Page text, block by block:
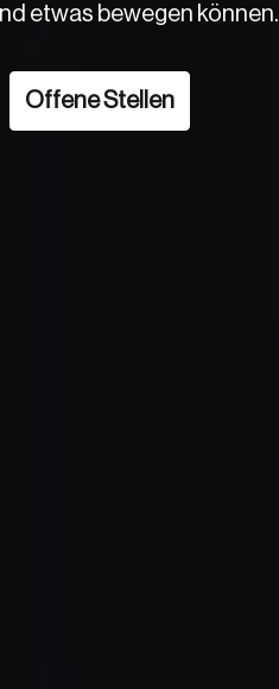
etwas bewegen können.
Offene Stellen